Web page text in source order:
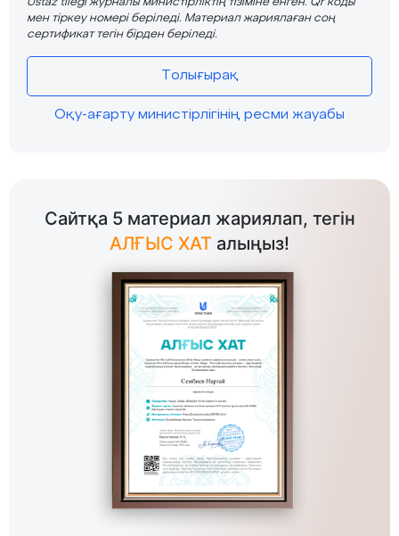
мен тіркеу номері беріледі. Материал жариялаған соң
сертификат тегін бірден беріледі.
Толығырақ
Оқу-ағарту министірлігінің ресми жауабы
Сайтқа 5 материал жариялап, тегін
АЛҒЫС ХАТ алыңыз!